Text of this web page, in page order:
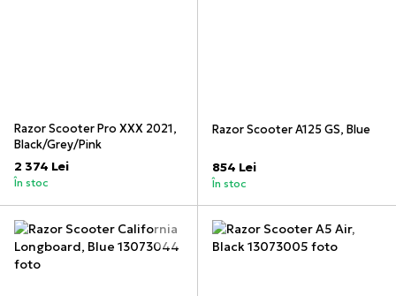
Razor Scooter Pro XXX 2021,
Black/Grey/Pink
2 374 Lei
În stoc
Razor Scooter A125 GS, Blue
854 Lei
În stoc